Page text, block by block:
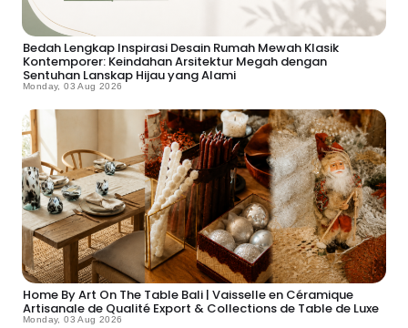
Bedah Lengkap Inspirasi Desain Rumah Mewah Klasik
Kontemporer: Keindahan Arsitektur Megah dengan
Sentuhan Lanskap Hijau yang Alami
Monday, 03 Aug 2026
Home By Art On The Table Bali | Vaisselle en Céramique
Artisanale de Qualité Export & Collections de Table de Luxe
Monday, 03 Aug 2026